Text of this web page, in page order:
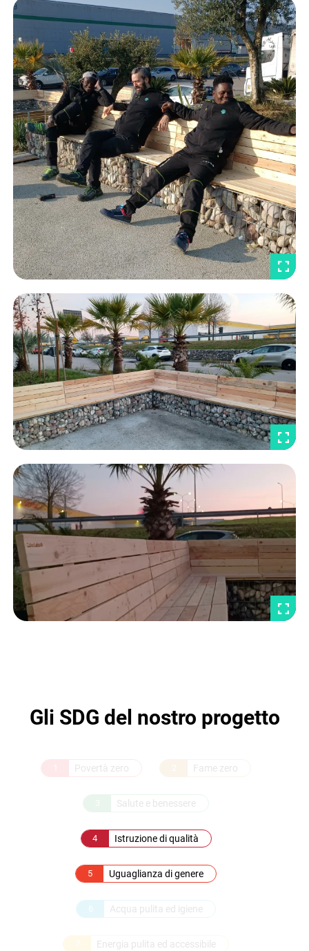
Gli SDG del nostro progetto
Povertà zero Fame zero
Salute e benessere
4 Istruzione di qualità
5 Uguaglianza di genere
6 Acqua pulita ed igiene
Energia pulita ed accessibile